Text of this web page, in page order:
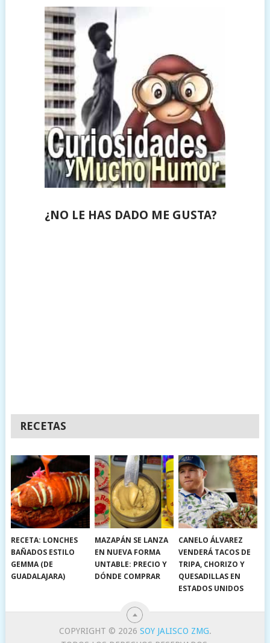
¿NO LE HAS DADO ME GUSTA?
RECETAS
RECETA: LONCHES
BAÑADOS ESTILO
GEMMA (DE
GUADALAJARA)
MAZAPÁN SE LANZA
EN NUEVA FORMA
UNTABLE: PRECIO Y
DÓNDE COMPRAR
CANELO ÁLVAREZ
VENDERÁ TACOS DE
TRIPA, CHORIZO Y
QUESADILLAS EN
ESTADOS UNIDOS
COPYRIGHT © 2026 SOY JALISCO ZMG.